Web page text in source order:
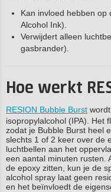
Kan invloed hebben op
Alcohol Ink).
Verwijdert alleen
gasbrander).
Hoe werkt
RESION Bubble Burst
isopropylalcohol (IPA). Het
zodat je Bubble Burst heel
slechts 1 of 2 keer over de
luchtbellen aan het
een aantal minuten rusten.
de epoxy zitten, kun je de
alcohol spray laat geen
en het beïnvloedt de